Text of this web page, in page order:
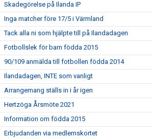
Skadegörelse på Ilanda IP
Inga matcher före 17/5 i Värmland
Tack alla ni som hjälpte till på Ilandadagen
Fotbollslek för barn födda 2015
90/109 anmälda till fotbollen födda 2014
Ilandadagen, INTE som vanligt
Arrangemang ställs in i år igen
Hertzöga Årsmöte 2021
Information om födda 2015
Erbjudanden via medlemskortet